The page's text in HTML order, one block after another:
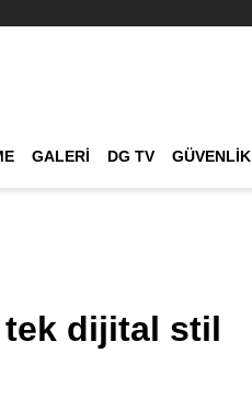
GALERI DG TV GÜVENLIK
tek dijital stil